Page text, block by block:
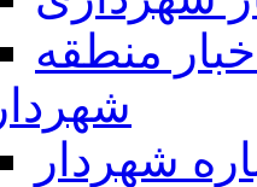
اخبار منطقه
شهردار
شهردار